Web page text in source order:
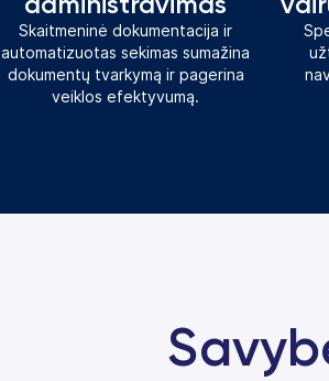
Skaitmeninė dokumentacija ir
automatizuotas sekimas sumažina
dokumentų tvarkymą ir pagerina
veiklos efektyvumą.